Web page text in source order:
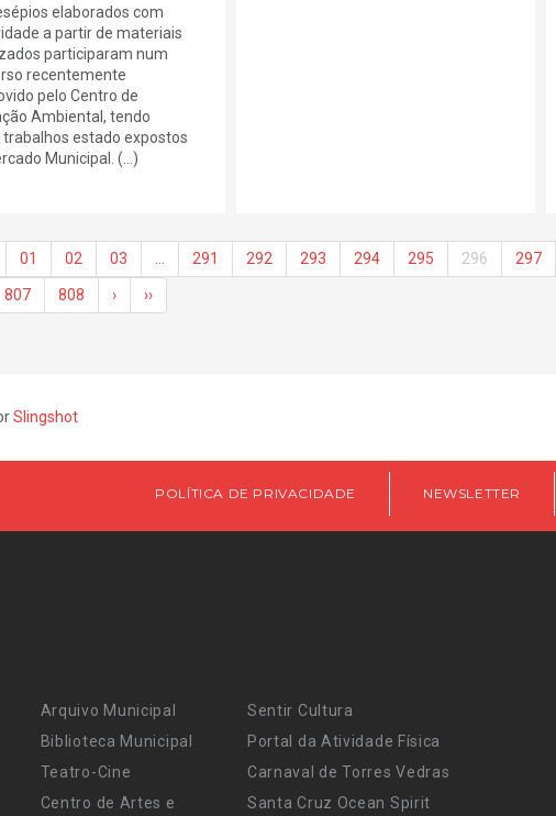
elaborados com
a partir de materiais
participaram num
recentemente
pelo Centro de
Ambiental, tendo
trabalhos estado expostos
Municipal. (...)
01 02 03 291 292 293 294 295 296 297
807 808 › ››
Slingshot
POLÍTICA DE PRIVACIDADE NEWSLETTER
Arquivo Municipal
Biblioteca Municipal
Teatro-Cine
Centro de Artes e
Sentir Cultura
Portal da Atividade Física
Carnaval de Torres Vedras
Santa Cruz Ocean Spirit